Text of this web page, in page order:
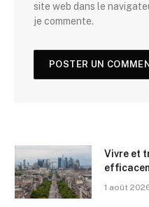
site web dans le
je commente.
Vivre et
1 août